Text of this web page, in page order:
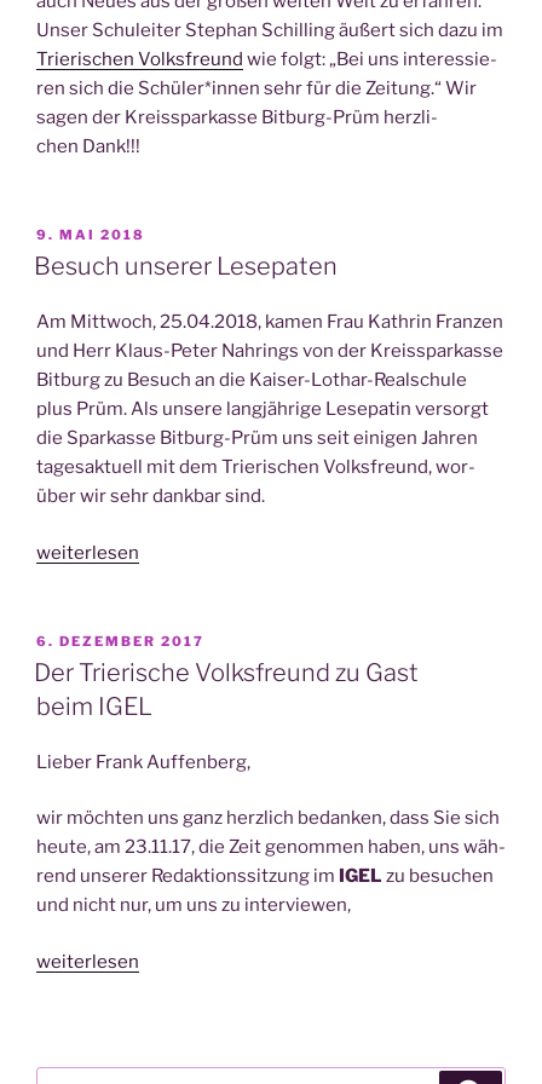
Unser Schul­ei­ter Ste­phan Schil­ling äußert sich dazu im
Trie­ri­schen Volks­freund wie folgt: „Bei uns inter­es­sie­
ren sich die Schüler*innen sehr für die Zei­tung.“ Wir
sagen der Kreis­spar­kas­se Bit­burg-Prüm herz­li­
chen Dank!!!
VERÖFFENTLICHT
AM
9. MAI 2018
Besuch unserer Lesepaten
Am Mitt­woch, 25.04.2018, kamen Frau Kath­rin Fran­zen
und Herr Klaus-Peter Nah­rings von der Kreis­spar­kas­se
Bit­burg zu Besuch an die Kai­ser-Lothar-Real­schu­le
plus Prüm. Als unse­re lang­jäh­ri­ge Lese­pa­tin ver­sorgt
die Spar­kas­se Bit­burg-Prüm uns seit eini­gen Jah­ren
tages­ak­tu­ell mit dem Trie­ri­schen Volks­freund, wor­
über wir sehr dank­bar sind.
„Besuch
Lese­
pa­
ten“
weiterlesen
VERÖFFENTLICHT
AM
6. DEZEMBER 2017
Der Trierische Volksfreund zu Gast
beim IGEL
Lie­ber Frank Auffenberg,
wir möch­ten uns ganz herz­lich bedan­ken, dass Sie sich
heu­te, am 23.11.17, die Zeit genom­men haben, uns wäh­
rend unse­rer Redak­ti­ons­sit­zung im IGEL zu besu­chen
und nicht nur, um uns zu interviewen,
„Der
Volks­
weiterlesen